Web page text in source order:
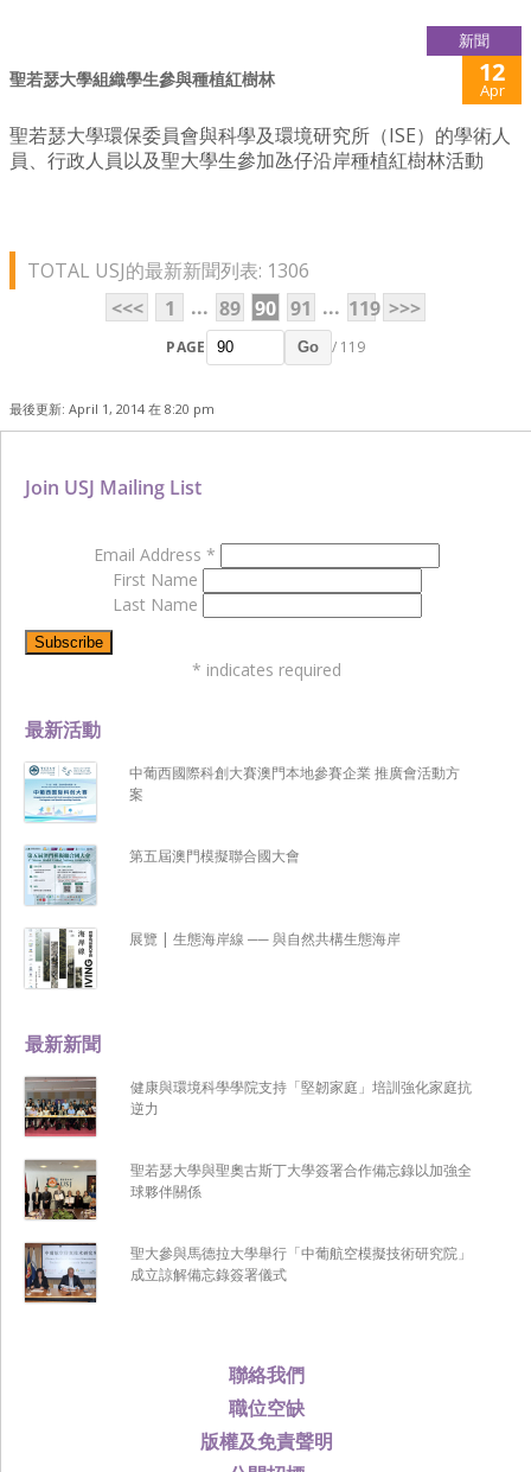
新聞
聖若瑟大學組織學生參與種植紅樹林 12
Apr
聖若瑟大學環保委員會與科學及環境研究所（ISE）的學術人
員、行政人員以及聖大學生參加氹仔沿岸種植紅樹林活動
TOTAL USJ的最新新聞列表: 1306
<<<
1 ... 89 90 91 ... 119 >>>
PAGE Go / 119
最後更新: April 1, 2014 在 8:20 pm
聯絡我們
職位空缺
版權及免責聲明
最新新聞
健康與環境科學學院支持「堅韌家庭」培訓強化家庭抗
逆力
聖若瑟大學與聖奧古斯丁大學簽署合作備忘錄以加強全
球夥伴關係
聖大參與馬德拉大學舉行「中葡航空模擬技術研究院」
成立諒解備忘錄簽署儀式
最新活動
中葡西國際科創大賽澳門本地參賽企業 推廣會活動方
案
第五屆澳門模擬聯合國大會
展覽 | 生態海岸線 ── 與自然共構生態海岸
Join USJ Mailing List
Email Address *
First Name
Last Name
* indicates required